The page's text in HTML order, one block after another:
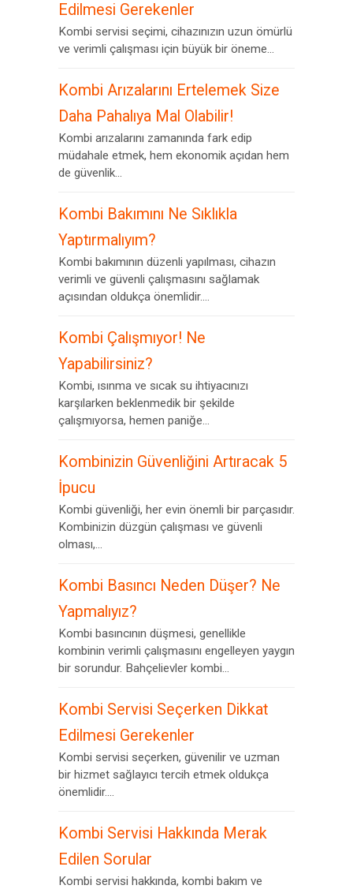
Edilmesi Gerekenler
Kombi servisi seçimi, cihazınızın uzun ömürlü
ve verimli çalışması için büyük bir öneme...
Kombi Arızalarını Ertelemek Size
Daha Pahalıya Mal Olabilir!
Kombi arızalarını zamanında fark edip
müdahale etmek, hem ekonomik açıdan hem
de güvenlik...
Kombi Bakımını Ne Sıklıkla
Yaptırmalıyım?
Kombi bakımının düzenli yapılması, cihazın
verimli ve güvenli çalışmasını sağlamak
açısından oldukça önemlidir....
Kombi Çalışmıyor! Ne
Yapabilirsiniz?
Kombi, ısınma ve sıcak su ihtiyacınızı
karşılarken beklenmedik bir şekilde
çalışmıyorsa, hemen paniğe...
Kombinizin Güvenliğini Artıracak 5
İpucu
Kombi güvenliği, her evin önemli bir parçasıdır.
Kombinizin düzgün çalışması ve güvenli
olması,...
Kombi Basıncı Neden Düşer? Ne
Yapmalıyız?
Kombi basıncının düşmesi, genellikle
kombinin verimli çalışmasını engelleyen yaygın
bir sorundur. Bahçelievler kombi...
Kombi Servisi Seçerken Dikkat
Edilmesi Gerekenler
Kombi servisi seçerken, güvenilir ve uzman
bir hizmet sağlayıcı tercih etmek oldukça
önemlidir....
Kombi Servisi Hakkında Merak
Edilen Sorular
Kombi servisi hakkında, kombi bakım ve